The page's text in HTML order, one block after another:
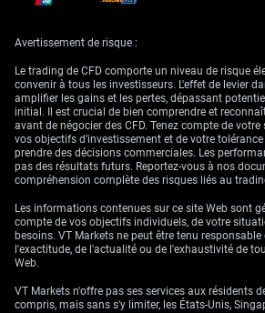
des projets de dépenses de la Première ministre
renvoient à une politique budgétaire plus
la dette publique.)
Les données d’inflation ajoutent un facteur
sous-jacente au Japon (inflation hors éléments
sous l’objectif de2%de la BOJ pour un
mai, les subventions sur les carburants limitant
BOJ avertit toutefois que l’inflation pourrait
coûts d’importation et de l’énergie est
prix pour compenser leurs coûts.)
Niveaux techniques clés
Avertissement de risque :
Le trading de CFD comporte un niveau de risque
convenir à tous les investisseurs. L'effet de levier
amplifier les gains et les pertes, dépassant
initial. Il est crucial de bien comprendre et
avant de négocier des CFD. Tenez compte de
vos objectifs d’investissement et de votre
prendre des décisions commerciales. Les
pas des résultats futurs. Reportez-vous à nos
compréhension complète des risques liés au
Les informations contenues sur ce site Web sont
compte de vos objectifs individuels, de votre
besoins. VT Markets ne peut être tenu responsable
l'exactitude, de l'actualité ou de l'exhaustivité de
Web.
VT Markets n'offre pas ses services aux résidents
compris, mais sans s'y limiter, les États-Unis,